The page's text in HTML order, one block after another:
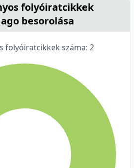
folyóiratcikkek
besorolása
folyóiratcikkek száma: 2